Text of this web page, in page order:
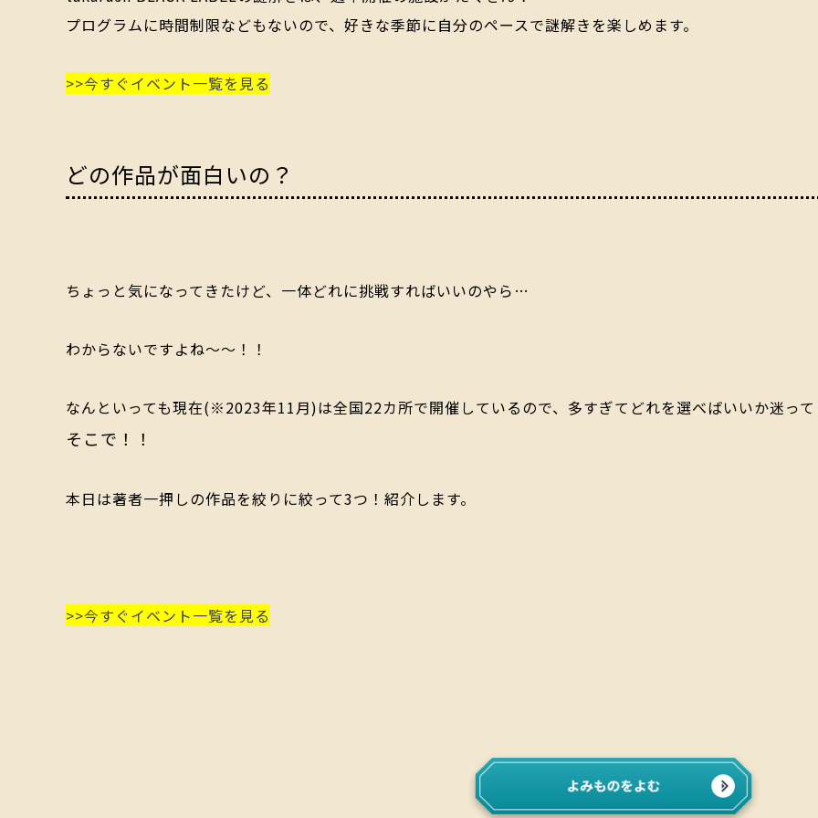
プログラムに時間制限などもないので、好きな季節に自分のペースで謎解きを楽しめます。
>>今すぐイベント一覧を見る
どの作品が面白いの？
ちょっと気になってきたけど、一体どれに挑戦すればいいのやら…
わからないですよね～～！！
なんといっても現在(※2023年11月)は全国22カ所で開催しているので、多すぎてどれを選べばいいか迷っ
そこで！！
本日は著者一押しの作品を絞りに絞って3つ！紹介します。
>>今すぐイベント一覧を見る